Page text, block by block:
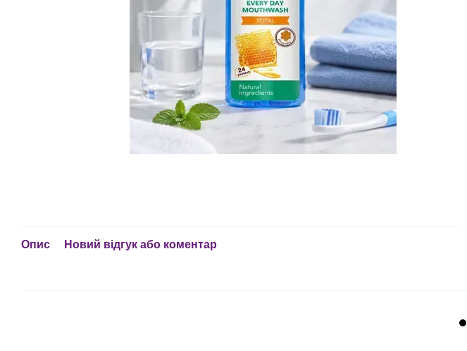
Опис Новий відгук або коментар